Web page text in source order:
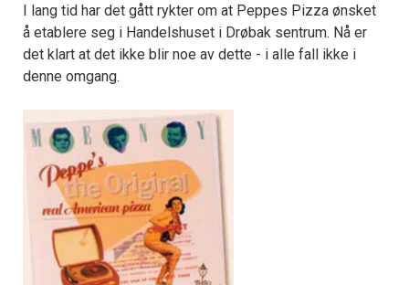
I lang tid har det gått rykter om at Peppes Pizza ønsket
å etablere seg i Handelshuset i Drøbak sentrum. Nå er
det klart at det ikke blir noe av dette - i alle fall ikke i
denne omgang.